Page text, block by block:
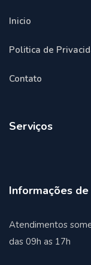
Inicio
Politica de
Contato
Serviços
Informações
Atendimentos
das 09h as 17h